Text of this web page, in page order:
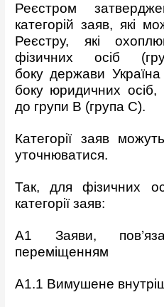
Реєстром
категорій заяв, які
Реєстру, які
фізичних осіб
боку держави
боку юридичних
до групи В (група С).
Категорії заяв
уточнюватися.
Так, для фізичних
категорії заяв:
A1 Заяви,
переміщенням
A1.1 Вимушене